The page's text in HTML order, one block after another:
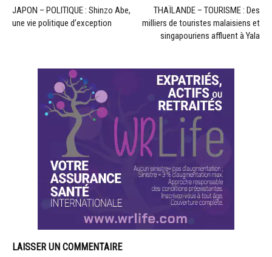
JAPON – POLITIQUE : Shinzo Abe,
une vie politique d’exception
THAÏLANDE – TOURISME : Des
milliers de touristes malaisiens et
singapouriens affluent à Yala
LAISSER UN COMMENTAIRE